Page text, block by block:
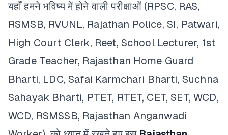
यहाँ हमने भविष्य में होने वाली परीक्षाओं (RPSC, RAS,
RSMSB, RVUNL, Rajathan Police, SI, Patwari,
High Court Clerk, Reet, School Lecturer, 1st
Grade Teacher, Rajasthan Home Guard
Bharti, LDC, Safai Karmchari Bharti, Suchna
Sahayak Bharti, PTET, RTET, CET, SET, WCD,
WCD, RSMSSB, Rajasthan Anganwadi